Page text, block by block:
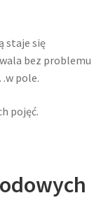
staje się
bez problemu
pole.
pojęć.